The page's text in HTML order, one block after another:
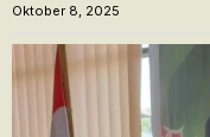
Oktober 8, 2025